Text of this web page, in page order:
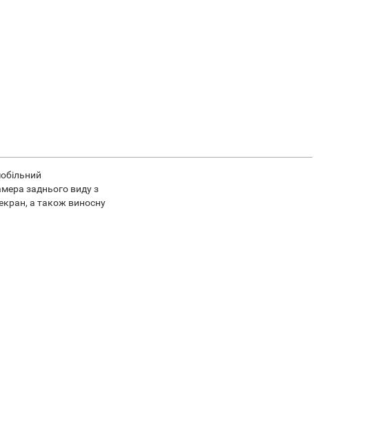
заднього виду з
а також виносну